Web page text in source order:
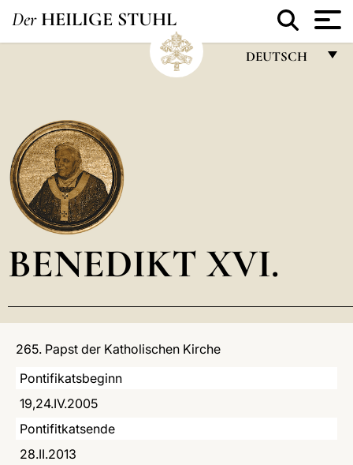
Der HEILIGE STUHL
DEUTSCH
POLSKI
العربيّة
BENEDIKT XVI.
265. Papst der Katholischen Kirche
Pontifikatsbeginn
19,24.IV.2005
Pontifitkatsende
28.II.2013